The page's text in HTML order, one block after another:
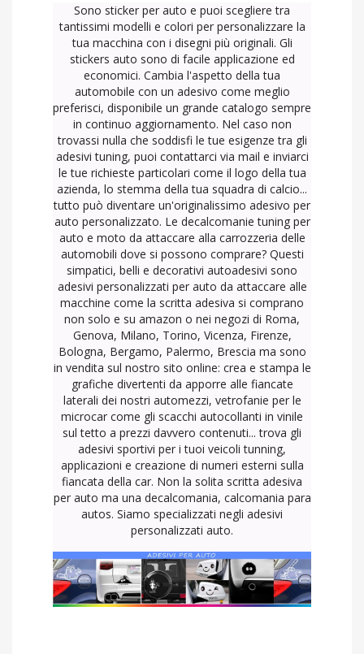
Sono sticker per auto e puoi scegliere tra
tantissimi modelli e colori per personalizzare la
tua macchina con i disegni più originali. Gli
stickers auto sono di facile applicazione ed
economici. Cambia l'aspetto della tua
automobile con un adesivo come meglio
preferisci, disponibile un grande catalogo sempre
in continuo aggiornamento. Nel caso non
trovassi nulla che soddisfi le tue esigenze tra gli
adesivi tuning, puoi contattarci via mail e inviarci
le tue richieste particolari come il logo della tua
azienda, lo stemma della tua squadra di calcio...
tutto può diventare un'originalissimo adesivo per
auto personalizzato. Le decalcomanie tuning per
auto e moto da attaccare alla carrozzeria delle
automobili dove si possono comprare? Questi
simpatici, belli e decorativi autoadesivi sono
adesivi personalizzati per auto da attaccare alle
macchine come la scritta adesiva si comprano
non solo e su amazon o nei negozi di Roma,
Genova, Milano, Torino, Vicenza, Firenze,
Bologna, Bergamo, Palermo, Brescia ma sono
in vendita sul nostro sito online: crea e stampa le
grafiche divertenti da apporre alle fiancate
laterali dei nostri automezzi, vetrofanie per le
microcar come gli scacchi autocollanti in vinile
sul tetto a prezzi davvero contenuti... trova gli
adesivi sportivi per i tuoi veicoli tunning,
applicazioni e creazione di numeri esterni sulla
fiancata della car. Non la solita scritta adesiva
per auto ma una decalcomania, calcomania para
autos. Siamo specializzati negli adesivi
personalizzati auto.